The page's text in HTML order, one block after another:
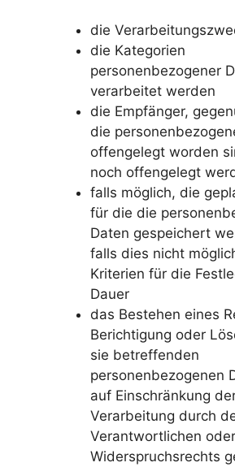
die
die Kategorien
personenbezogener
verarbeitet werden
die Empfänger,
die
offengelegt worden
noch offengelegt
falls möglich, die
für die die
Daten gespeichert
falls dies nicht
Kriterien für die
Dauer
das Bestehen eines
Berichtigung oder
sie betreffenden
personenbezogenen
auf Einschränkung
Verarbeitung durch
Verantwortlichen
Widerspruchsrechts